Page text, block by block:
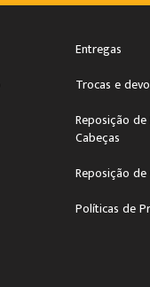
Entregas
Trocas e
Reposição
Cabeças
Reposição
Políticas de